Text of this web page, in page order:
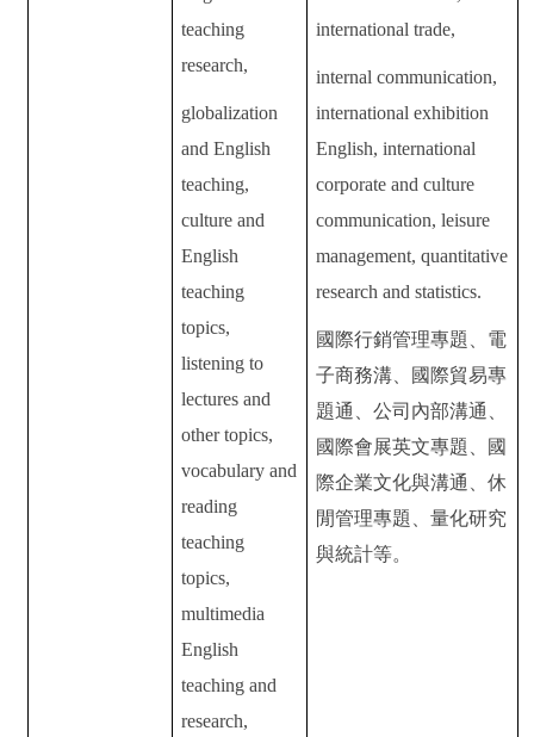
teaching
research,
globalization
and English
teaching,
culture and
English
teaching
topics,
listening to
lectures and
other topics,
vocabulary and
reading
teaching
topics,
multimedia
English
teaching and
research,
international trade,
internal communication,
international exhibition
English, international
corporate and culture
communication, leisure
management, quantitative
research and statistics.
國際行銷管理專題、電
子商務溝、國際貿易專
題通、公司內部溝通、
國際會展英文專題、國
際企業文化與溝通、休
閒管理專題、量化研究
與統計等。